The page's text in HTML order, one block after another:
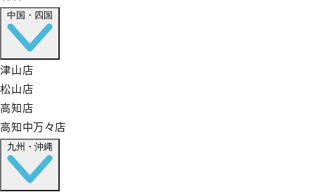
中国・四国
津山店
松山店
高知店
高知中万々店
九州・沖縄